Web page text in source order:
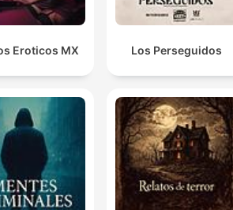
Eroticos MX Los Perseguidos